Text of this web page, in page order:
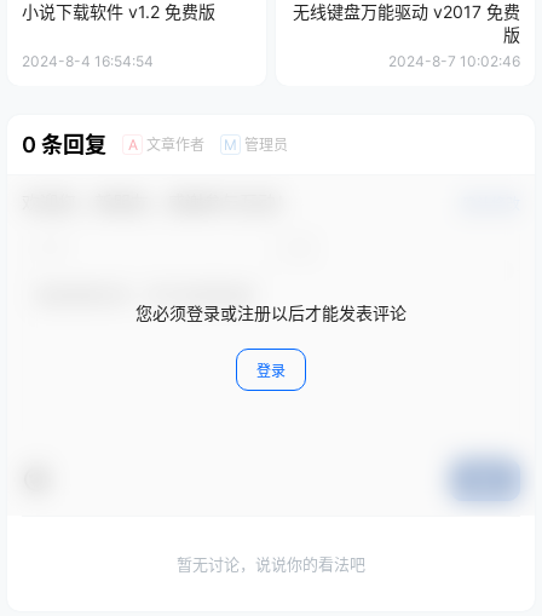
小说下载软件 v1.2 免费版
2024-8-4 16:54:54
无线键盘万能驱动 v2017 免费
版
2024-8-7 10:02:46
0 条回复 A 文章作者 M 管理员
您必须登录或注册以后才能发表评论
登录
暂无讨论，说说你的看法吧